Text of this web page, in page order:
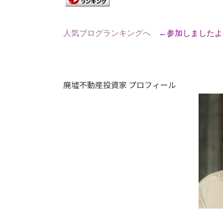
人気ブログランキングへ ←参加しました
廃墟不動産投資家 プロフィール